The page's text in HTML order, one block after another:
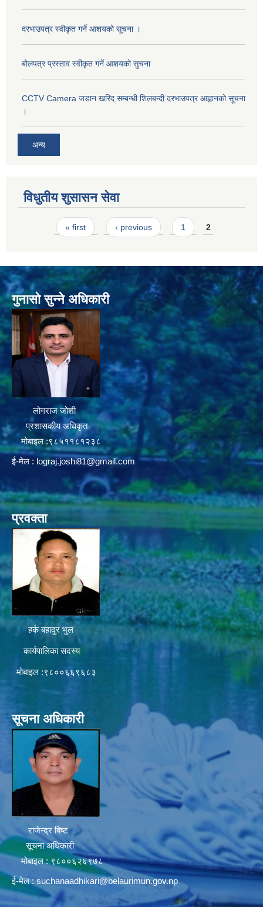
दरभाउपत्र स्वीकृत गर्ने आशयको सूचना ।
बोलपत्र प्रस्ताव स्वीकृत गर्ने आशयको सुचना
CCTV Camera जडान खरिद सम्बन्धी शिलबन्दी दरभाउपत्र आह्वानको सूचना
।
अन्य
विधुतीय शुसासन सेवा
Pages« first ‹ previous 1 2
गुनासो सुन्ने अधिकारी
लोगराज जोशी
प्रशासकीय अधिकृत
मोबाइल :९८५११८१२३८
ई-मेल : lograj.joshi81@gmail.com
प्रवक्ता
हर्क बहादुर भुल
कार्यपालिका सदस्य
मोबाइल :९८००६६९६८३
सूचना अधिकारी
राजेन्द्र बिष्ट
सूचना अधिकारी
मोबाइल : ९८००६२६९७८
ई-मेल : suchanaadhikari@belaurimun.gov.np